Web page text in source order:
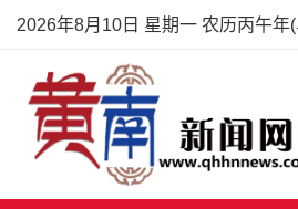
2026年8月10日 星期一 农历丙午年